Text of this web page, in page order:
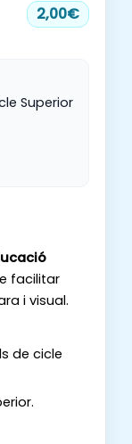
2,00€
Superior
facilitar
i visual.
de cicle